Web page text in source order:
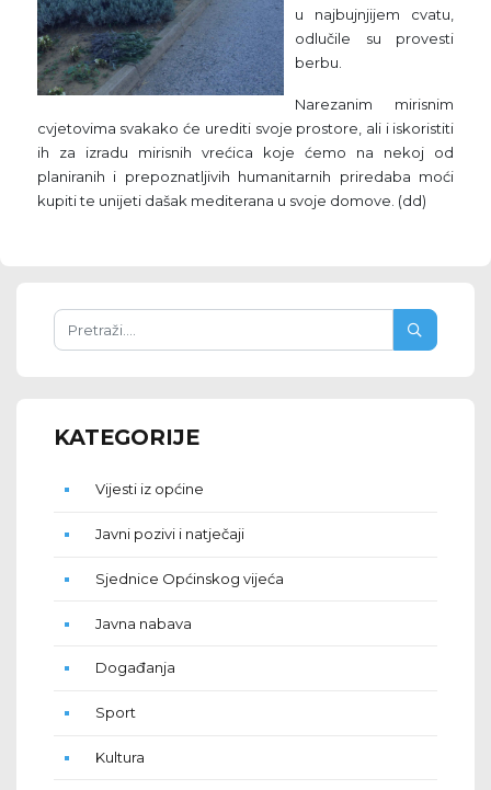
u najbujnjijem cvatu,
odlučile su provesti
berbu.
Narezanim mirisnim
cvjetovima svakako će urediti svoje prostore, ali i iskoristiti
ih za izradu mirisnih vrećica koje ćemo na nekoj od
planiranih i prepoznatljivih humanitarnih priredaba moći
kupiti te unijeti dašak mediterana u svoje domove. (dd)
KATEGORIJE
Vijesti iz općine
Javni pozivi i natječaji
Sjednice Općinskog vijeća
Javna nabava
Događanja
Sport
Kultura